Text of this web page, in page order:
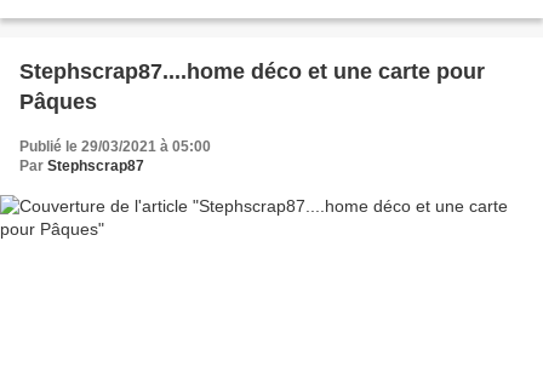
Stephscrap87....home déco et une carte pour
Pâques
Publié le 29/03/2021 à 05:00
Par Stephscrap87